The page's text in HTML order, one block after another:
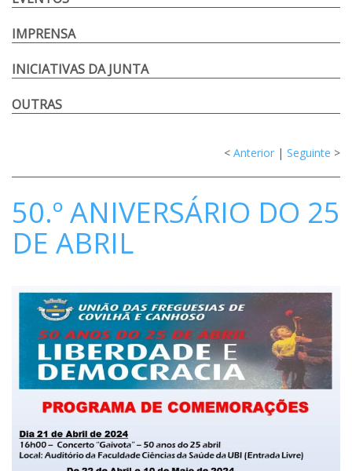
IMPRENSA
INICIATIVAS DA JUNTA
OUTRAS
< Anterior | Seguinte >
50.º ANIVERSÁRIO DO 25
DE ABRIL